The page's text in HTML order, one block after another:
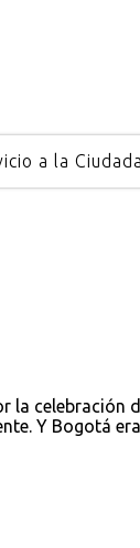
a la
la celebración
Y Bogotá